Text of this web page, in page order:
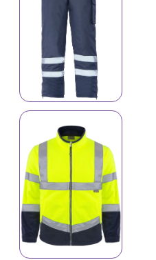
Reflektiv geyimlər
Reflektiv geyimlər